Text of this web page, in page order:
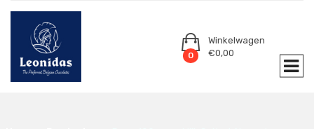
0
Winkelwagen
€0,00